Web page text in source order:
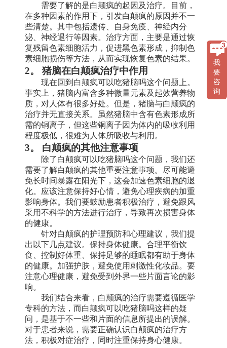
需要了解的是白颠疯的起因及治疗。目前，
在多种因素的作用下，引发白颠疯的原因并不一
些清楚。其中包括遗传、自身免疫、神经内分
泌、神经退行等因素。治疗方面，主要是通过恢
复残留色素细胞活力，促进黑色素形成，抑制色
素细胞损伤等方法，从而实现恢复色素的结果。
2。 猪脑在白颠疯治疗中作用
现在回到白颠疯可以吃猪脑吗这个问题上。
事实上，猪脑内富含多种微量元素及起效营养物
质，对人体有很多好处。但是，猪脑与白颠疯的
治疗并无直接关系。虽然猪脑中含有色素形成所
需的铜离子，但这些铜离子因为体内的吸收利用
程度极低，很难为人体所吸收与利用。
3。 白颠疯的其他注意事项
除了白颠疯可以吃猪脑吗这个问题，我们还
需要了解白颠疯的其他重要注意事项。尽可能避
免长时间暴露在阳光下，这会加速色素细胞的退
化。应该注意保持好心情，避免心理疾病的加重
影响身体。我们要鼓励患者积极治疗，避免跟风
采用不科学的方法进行治疗，导致再次损害身体
的健康。
针对白颠疯的护理预防和心理建议，我们提
出以下几点建议。保持身体健康。合理平衡饮
食、控制好体重、保持足够的睡眠都有助于身体
的健康。加强护肤，避免使用刺激性化妆品。要
注意心理健康，避免受到外界一些片面言论的影
响。
我们结合来看，白颠疯的治疗需要遵循医学
专科的方法，而白颠疯可以吃猪脑吗这样的疑
问，是基于不一些和片面的信息所提出的误解。
对于患者来说，需要正确认识白颠疯的治疗方
法，积极对症治疗，同时注重保持身心健康。
我
要
咨
询